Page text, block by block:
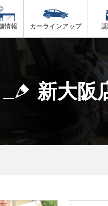
情報
大阪府北部
大阪府市内
大阪府南部
カーラインアップ
車検（法定24か月
法定 12ヶ月 点検
6ヶ月ごとの セー
車検 3ヶ月前 無料
新大阪